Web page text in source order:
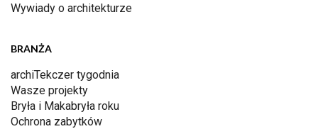
Wywiady o architekturze
BRANŻA
archiTekczer tygodnia
Wasze projekty
Bryła i Makabryła roku
Ochrona zabytków